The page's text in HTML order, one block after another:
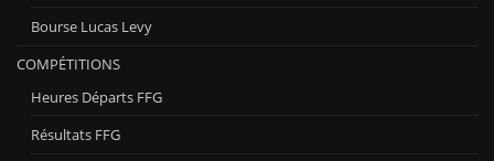
Bourse Lucas Levy
COMPÉTITIONS
Heures Départs FFG
Résultats FFG